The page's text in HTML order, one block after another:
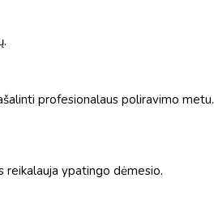
profesionalaus poliravimo metu.
reikalauja ypatingo dėmesio.